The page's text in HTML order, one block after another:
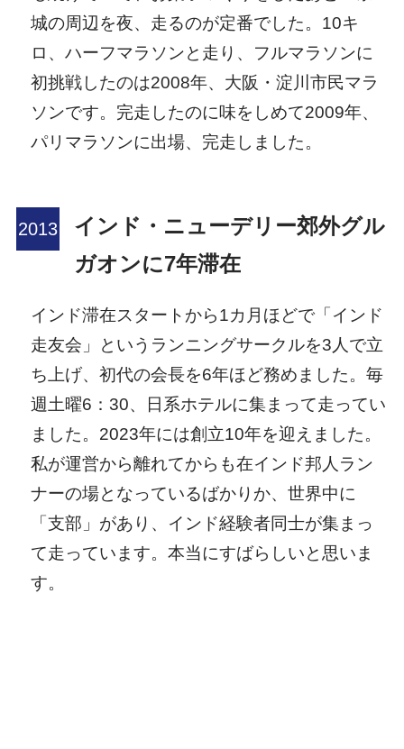
城の周辺を夜、走るのが定番でした。10キ
ロ、ハーフマラソンと走り、フルマラソンに
初挑戦したのは2008年、大阪・淀川市民マラ
ソンです。完走したのに味をしめて2009年、
パリマラソンに出場、完走しました。
インド・ニューデリー郊外グル
ガオンに7年滞在
インド滞在スタートから1カ月ほどで「インド
走友会」というランニングサークルを3人で立
ち上げ、初代の会長を6年ほど務めました。毎
週土曜6：30、日系ホテルに集まって走ってい
ました。2023年には創立10年を迎えました。
私が運営から離れてからも在インド邦人ラン
ナーの場となっているばかりか、世界中に
「支部」があり、インド経験者同士が集まっ
て走っています。本当にすばらしいと思いま
す。